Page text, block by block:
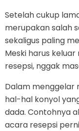
Setelah cukup
merupakan salah
sekaligus paling
Meski harus
resepsi, nggak
Dalam menggelar
hal-hal konyol
dada. Contohnya
acara resepsi